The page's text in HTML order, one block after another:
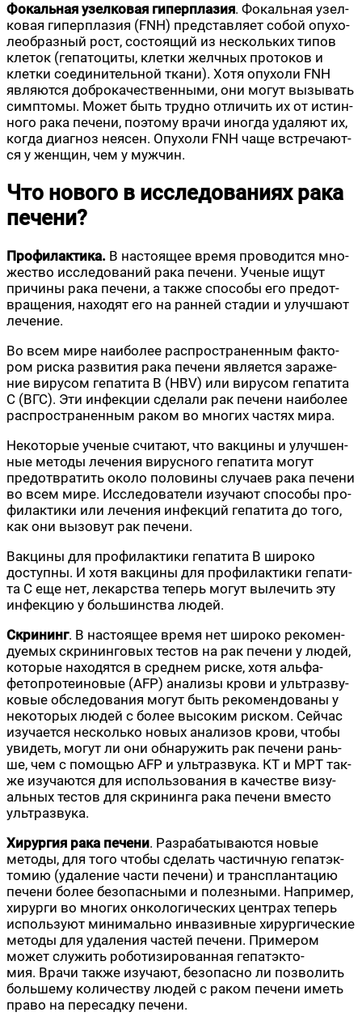
Фокаль­ная узел­ко­вая гипер­пла­зия. Фокаль­ная узел­
ко­вая гипер­пла­зия (FNH) пред­став­ля­ет собой опу­хо­
ле­об­раз­ный рост, состо­я­щий из несколь­ких типов
кле­ток (гепа­то­ци­ты, клет­ки желч­ных про­то­ков и
клет­ки соеди­ни­тель­ной тка­ни). Хотя опу­хо­ли FNH
явля­ют­ся доб­ро­ка­че­ствен­ны­ми, они могут вызы­вать
симп­то­мы. Может быть труд­но отли­чить их от истин­
но­го рака пече­ни, поэто­му вра­чи ино­гда уда­ля­ют их,
когда диа­гноз неясен. Опу­хо­ли FNH чаще встре­ча­ют­
ся у жен­щин, чем у мужчин.
Что нового в исследованиях рака
печени?
Про­фи­лак­ти­ка. В насто­я­щее вре­мя про­во­дит­ся мно­
же­ство иссле­до­ва­ний рака пече­ни. Уче­ные ищут
при­чи­ны рака пече­ни, а так­же спо­со­бы его предот­
вра­ще­ния, нахо­дят его на ран­ней ста­дии и улуч­ша­ют
лечение.
Во всем мире наи­бо­лее рас­про­стра­нен­ным фак­то­
ром рис­ка раз­ви­тия рака пече­ни явля­ет­ся зара­же­
ние виру­сом гепа­ти­та В (HBV) или виру­сом гепа­ти­та
С (ВГС). Эти инфек­ции сде­ла­ли рак пече­ни наи­бо­лее
рас­про­стра­нен­ным раком во мно­гих частях мира.
Неко­то­рые уче­ные счи­та­ют, что вак­ци­ны и улуч­шен­
ные мето­ды лече­ния вирус­но­го гепа­ти­та могут
предот­вра­тить око­ло поло­ви­ны слу­ча­ев рака пече­ни
во всем мире. Иссле­до­ва­те­ли изу­ча­ют спо­со­бы про­
фи­лак­ти­ки или лече­ния инфек­ций гепа­ти­та до того,
как они вызо­вут рак печени.
Вак­ци­ны для про­фи­лак­ти­ки гепа­ти­та В широ­ко
доступ­ны. И хотя вак­ци­ны для про­фи­лак­ти­ки гепа­ти­
та С еще нет, лекар­ства теперь могут выле­чить эту
инфек­цию у боль­шин­ства людей.
Скри­нинг. В насто­я­щее вре­мя нет широ­ко реко­мен­
ду­е­мых скри­нин­го­вых тестов на рак пече­ни у людей,
кото­рые нахо­дят­ся в сред­нем рис­ке, хотя аль­фа-
фето­про­те­и­но­вые (AFP) ана­ли­зы кро­ви и уль­тра­зву­
ко­вые обсле­до­ва­ния могут быть реко­мен­до­ва­ны у
неко­то­рых людей с более высо­ким риском. Сей­час
изу­ча­ет­ся несколь­ко новых ана­ли­зов кро­ви, что­бы
уви­деть, могут ли они обна­ру­жить рак пече­ни рань­
ше, чем с помо­щью AFP и уль­тра­зву­ка. КТ и МРТ так­
же изу­ча­ют­ся для исполь­зо­ва­ния в каче­стве визу­
аль­ных тестов для скри­нин­га рака пече­ни вме­сто
ультразвука.
Хирур­гия рака пече­ни. Раз­ра­ба­ты­ва­ют­ся новые
мето­ды, для того что­бы сде­лать частич­ную гепатэк­
то­мию (уда­ле­ние части пече­ни) и транс­план­та­цию
пече­ни более без­опас­ны­ми и полез­ны­ми. Напри­мер,
хирур­ги во мно­гих онко­ло­ги­че­ских цен­трах теперь
исполь­зу­ют мини­маль­но инва­зив­ные хирур­ги­че­ские
мето­ды для уда­ле­ния частей пече­ни. При­ме­ром
может слу­жить робо­ти­зи­ро­ван­ная гепатэк­то­
мия. Вра­чи так­же изу­ча­ют, без­опас­но ли поз­во­лить
боль­ше­му коли­че­ству людей с раком пече­ни иметь
пра­во на пере­сад­ку печени.